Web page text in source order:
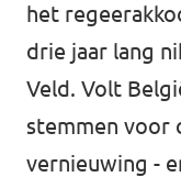
het
drie jaar lang
Veld. Volt
stemmen voor
vernieuwing -